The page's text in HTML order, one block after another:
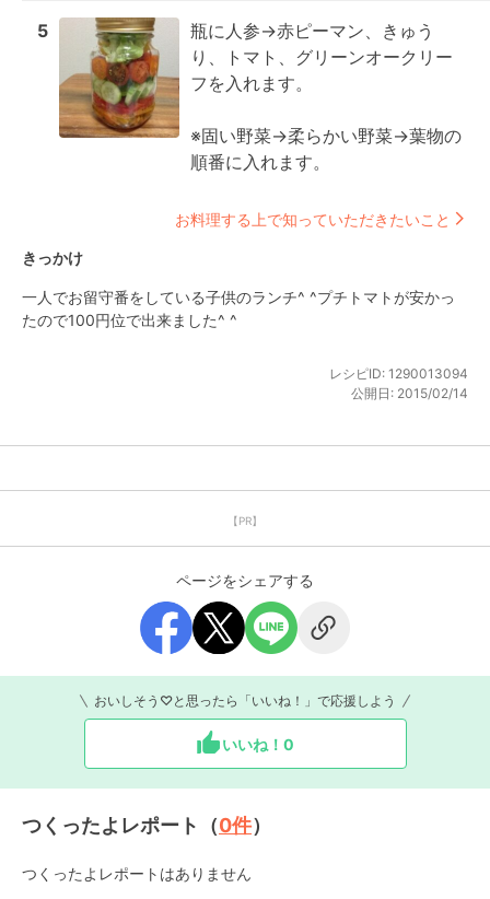
5
瓶に人参→赤ピーマン、きゅう
り、トマト、グリーンオークリー
フを入れます。
※固い野菜→柔らかい野菜→葉物の
順番に入れます。
お料理する上で知っていただきたいこと
きっかけ
一人でお留守番をしている子供のランチ^ ^プチトマトが安かっ
たので100円位で出来ました^ ^
レシピID: 1290013094
公開日: 2015/02/14
【PR】
ページをシェアする
おいしそう♡と思ったら「いいね！」で応援しよう
いいね！ 0
つくったよレポート（0件）
つくったよレポートはありません